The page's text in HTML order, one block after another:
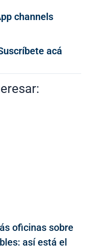
channels
acá
oficinas sobre
así está el